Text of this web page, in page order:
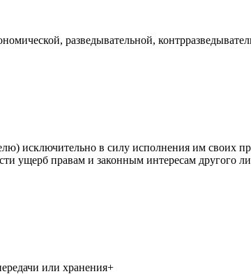
разведывательной,
исключительно в силу исполнения им своих
ущерб правам и законным интересам другого
или хранения+